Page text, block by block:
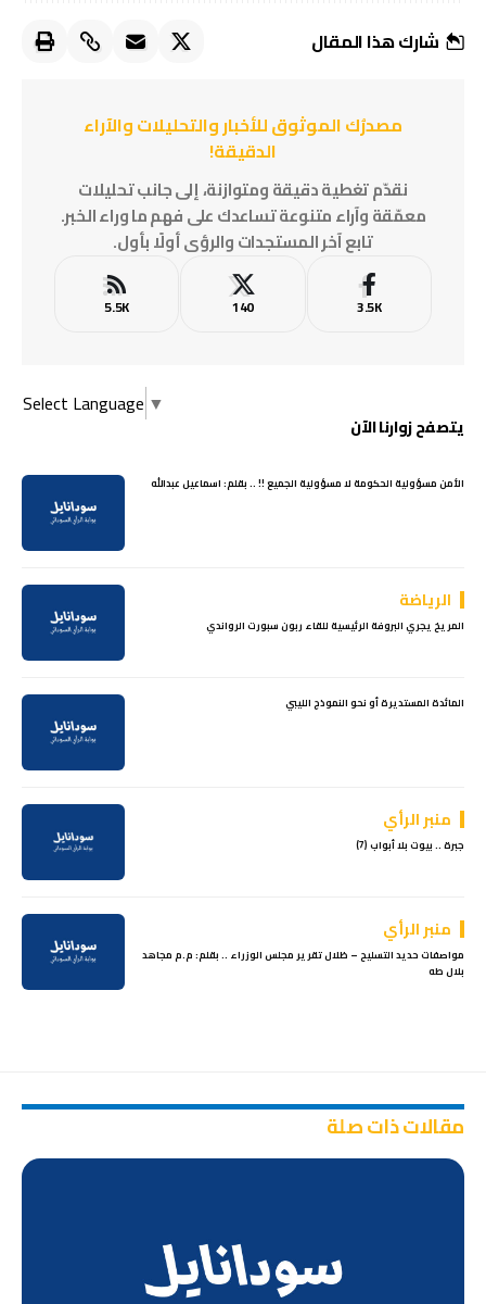
شارك هذا المقال
مصدرُك الموثوق للأخبار والتحليلات والآراء
الدقيقة!
نقدّم تغطية دقيقة ومتوازنة، إلى جانب تحليلات
معمّقة وآراء متنوعة تساعدك على فهم ما وراء الخبر.
تابع آخر المستجدات والرؤى أولًا بأول.
3.5K
140
5.5K
Select Language ▼
يتصفح زوارنا الآن
الأمن مسؤولية الحكومة لا مسؤولية الجميع !! .. بقلم: اسماعيل عبدالله
الرياضة
المريخ يجري البروفة الرئيسية للقاء ربون سبورت الرواندي
المائدة المستديرة أو نحو النموذج الليبي
منبر الرأي
جبرة .. بيوت بلا أبواب (7)
منبر الرأي
مواصفات حديد التسليح – ظلال تقرير مجلس الوزراء .. بقلم: م.م مجاهد
بلال طه
مقالات ذات صلة